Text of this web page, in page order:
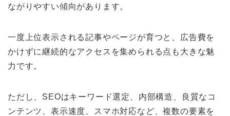
ながりやすい傾向があります。
一度上位表示される記事やページが育つと、広告費を
かけずに継続的なアクセスを集められる点も大きな魅
力です。
ただし、SEOはキーワード選定、内部構造、良質なコ
ンテンツ、表示速度、スマホ対応など、複数の要素を